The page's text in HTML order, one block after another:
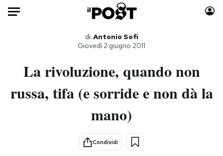
Auto
Mondo
Moda
Libri
Consumismi
Storie/Idee
Ok Boomer!
di Antonio Sofi
Giovedì 2 giugno 2011
La rivoluzione, quando non
russa, tifa (e sorride e non dà la
mano)
Condividi